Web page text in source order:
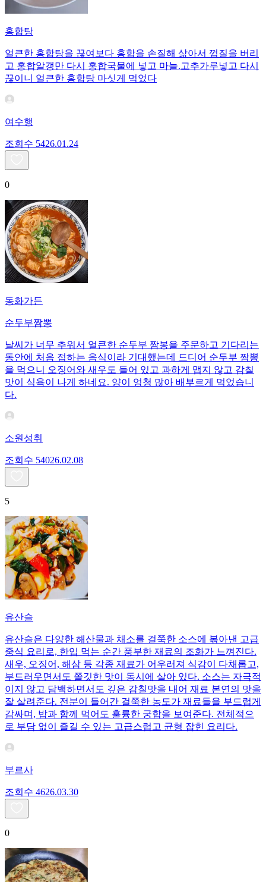
홍합탕
얼큰한 홍합탕을 끊여보다 홍합을 손질해 삶아서 껍질을 버리
고 홍합알갱만 다시 홍합국물에 넣고 마늘.고추가루넣고 다시
끊이니 얼큰한 홍합탕 마싯게 먹었다
여수행
조회수 5426.01.24
0
동화가든
순두부짬뽕
날씨가 너무 추워서 얼큰한 순두부 짬봉을 주문하고 기다리는
동안에 처음 접하는 음식이라 기대했는데 드디어 순두부 짬뽕
을 먹으니 오징어와 새우도 들어 있고 과하게 맵지 않고 감칠
맛이 식욕이 나게 하네요. 양이 엉청 많아 배부르게 먹었습니
다.
소원성취
조회수 54026.02.08
5
유산슬
유산슬은 다양한 해산물과 채소를 걸쭉한 소스에 볶아낸 고급
중식 요리로, 한입 먹는 순간 풍부한 재료의 조화가 느껴진다.
새우, 오징어, 해삼 등 각종 재료가 어우러져 식감이 다채롭고,
부드러우면서도 쫄깃한 맛이 동시에 살아 있다. 소스는 자극적
이지 않고 담백하면서도 깊은 감칠맛을 내어 재료 본연의 맛을
잘 살려준다. 전분이 들어간 걸쭉한 농도가 재료들을 부드럽게
감싸며, 밥과 함께 먹어도 훌륭한 궁합을 보여준다. 전체적으
로 부담 없이 즐길 수 있는 고급스럽고 균형 잡힌 요리다.
부르사
조회수 4626.03.30
0